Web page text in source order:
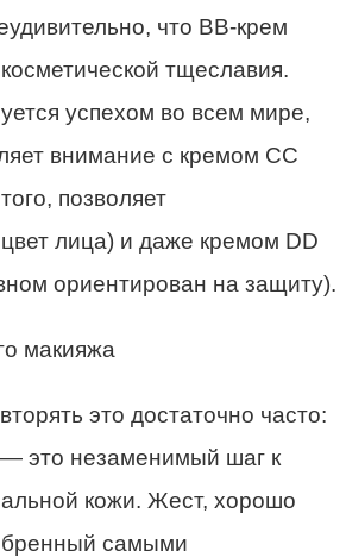
что BB-крем
тщеславия.
успехом во всем мире,
внимание с кремом CC
позволяет
лица) и даже кремом DD
ориентирован на защиту).
макияжа
это достаточно часто:
это незаменимый шаг к
кожи. Жест, хорошо
самыми